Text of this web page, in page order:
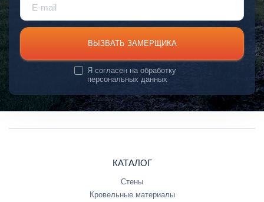
ВЫЗВАТЬ ЗАМЕРЩИКА
Я согласен наобработку
персональных данных
КАТАЛОГ
Стены
Кровельные материалы